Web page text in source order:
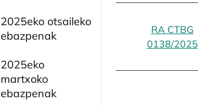
2025eko otsaileko
ebazpenak
2025eko
martxoko
ebazpenak
RA CTBG
0138/2025